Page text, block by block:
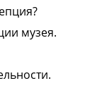
музея.